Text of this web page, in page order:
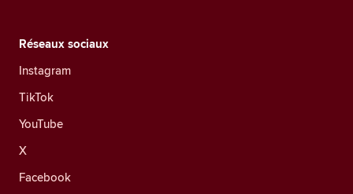
Réseaux sociaux
Instagram
TikTok
YouTube
X
Facebook